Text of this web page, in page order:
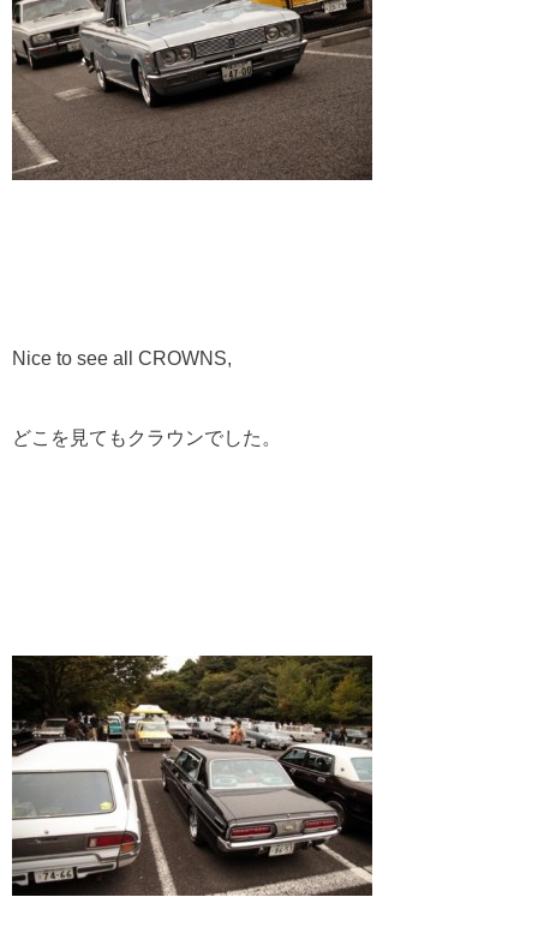
Nice to see all CROWNS,
どこを見てもクラウンでした。